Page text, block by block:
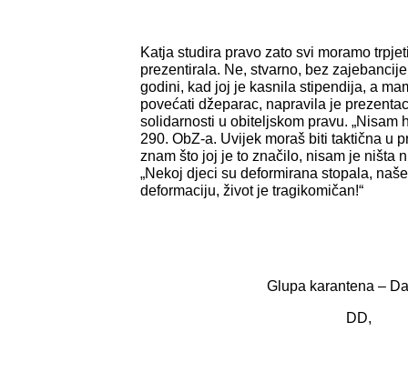
Katja studira pravo zato svi moramo
prezentirala. Ne, stvarno, bez
godini, kad joj je kasnila stipendija, a
povećati džeparac, napravila je
solidarnosti u obiteljskom pravu. „Nisam
290. ObZ-a. Uvijek moraš biti taktična u
znam što joj je to značilo, nisam je ništa
„Nekoj djeci su deformirana stopala,
deformaciju, život je tragikomičan!“
Glupa karantena –
DD,